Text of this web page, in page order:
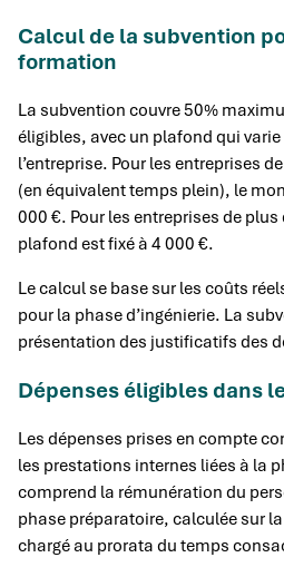
Calcul de la subvention
formation
La subvention couvre 50%
éligibles, avec un plafond qui
l’entreprise. Pour les entreprises
(en équivalent temps plein), le
000 €. Pour les entreprises de
plafond est fixé à 4 000 €.
Le calcul se base sur les coûts
pour la phase d’ingénierie. La
présentation des justificatifs des
Dépenses éligibles dans
Les dépenses prises en compte
les prestations internes liées à la
comprend la rémunération du
phase préparatoire, calculée sur
chargé au prorata du temps